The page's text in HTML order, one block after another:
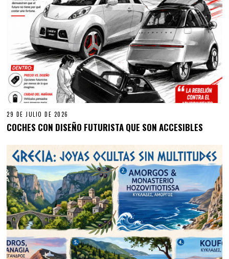
29 DE JULIO DE 2026
COCHES CON DISEÑO FUTURISTA QUE SON ACCESIBLES